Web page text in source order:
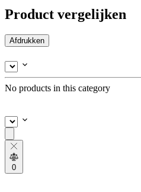
Product vergelijken
Afdrukken
No products in this category
0